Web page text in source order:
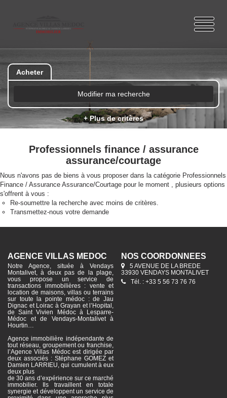
Acheter
Modifier ma recherche
+ Plus de critères
Professionnels finance / assurance
assurance/courtage
Nous n'avons pas de biens à vous proposer dans la catégorie Professionnels
Finance / Assurance Assurance/Courtage pour le moment , plusieurs options
s'offrent à vous :
Re-soumettre la recherche avec moins de critères.
Transmettez-nous votre demande
AGENCE VILLAS MÉDOC
Notre Agence, située à Vendays
Montalivet, à deux pas de la plage,
vous propose un service de
transactions immobilières : vente et
location de maisons, villas ou terrains
sur toute la pointe médoc : de Jau
Dignac et Loirac à Grayan et l’Hopital,
de Saint Vivien Médoc à Lesparre-
Médoc et de Vendays-Montalivet à
Hourtin…
Agence immobilière indépendante de
tout réseau, groupement ou franchise,
l’Agence Villas Médoc est dirigée par
deux associés : Stéphane GOMEZ et
Damien LARRIEU, qui cumulent à eux
deux plus
de 30 ans d’expérience sur ce marché
immobilier. Ils travaillent en totale
synergie et développent un service de
NOS COORDONNÉES
5 AVENUE DE LA BREDE
33930 VENDAYS MONTALIVET
Tél. : +33 5 56 73 76 76